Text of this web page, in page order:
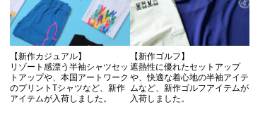
【新作カジュアル】
リゾート感漂う半袖シャツセッ
トアップや、本国アートワーク
のプリントTシャツなど、新作
アイテムが入荷しました。
【新作ゴルフ】
遮熱性に優れたセットアップ
や、快適な着心地の半袖アイテ
ムなど、新作ゴルフアイテムが
入荷しました。